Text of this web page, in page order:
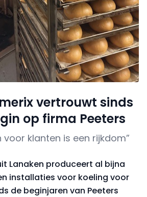
vertrouwt sinds
op firma Peeters
voor klanten is een rijkdom”
Lanaken produceert al bijna
installaties voor koeling voor
de beginjaren van Peeters